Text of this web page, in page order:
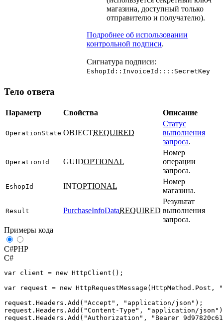
магазина, доступный только
отправителю и получателю).
Подробнее об использовании
контрольной подписи.
Сигнатура подписи:
EshopId::InvoiceId::::SecretKey
Тело ответа
Параметр Свойства Описание
OperationState OBJECTREQUIRED
Статус
выполнения
запроса.
OperationId GUIDOPTIONAL
Номер
операции
запроса.
EshopId INTOPTIONAL
Номер
магазина.
Result PurchaseInfoDataREQUIRED
Результат
выполнения
запроса.
Примеры кода
C#PHP
C#
var client = new HttpClient ();
var
request = new HttpRequestMessage (HttpMethod . Post ,
request . Headers . Add ( "Accept" , "application/json" );
request . Headers . Add ( "Content-Type" , "application/json"
request . Headers . Add ( "Authorization" ,
"Bearer